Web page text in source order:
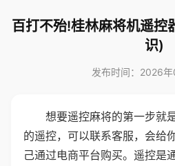
百打不殆!桂林麻将机遥控
识)
发布时间：2026
想要遥控麻将的第一步就
的遥控，可以联系客服，会给
己通过电商平台购买。遥控是